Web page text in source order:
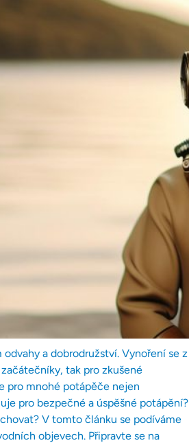
a dobrodružství. Vynoření se z
tak pro zkušené
pro mnohé potápěče nejen
pro bezpečné a úspěšné potápění?
V tomto článku se podíváme
objevech. Připravte se na